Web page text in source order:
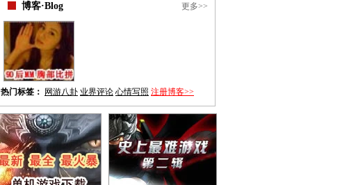
更多>>
博客·Blog
热门标签： 网游八卦 业界评论 心情写照 注册博客>>